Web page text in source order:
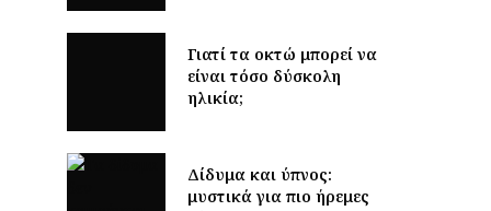
Γιατί τα οκτώ μπορεί να
είναι τόσο δύσκολη
ηλικία;
Δίδυμα και ύπνος:
μυστικά για πιο ήρεμες